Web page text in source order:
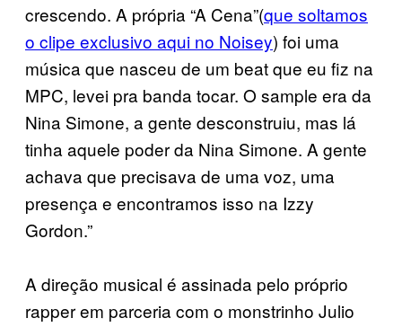
crescendo. A própria “A Cena”(que soltamos
o clipe exclusivo aqui no Noisey) foi uma
música que nasceu de um beat que eu fiz na
MPC, levei pra banda tocar. O sample era da
Nina Simone, a gente desconstruiu, mas lá
tinha aquele poder da Nina Simone. A gente
achava que precisava de uma voz, uma
presença e encontramos isso na Izzy
Gordon.”
A direção musical é assinada pelo próprio
rapper em parceria com o monstrinho Julio